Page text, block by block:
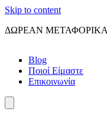
Skip to content
ΔΩΡΕΑΝ ΜΕΤΑΦΟΡΙΚΑ
Blog
Ποιοί Είμαστε
Επικοινωνία